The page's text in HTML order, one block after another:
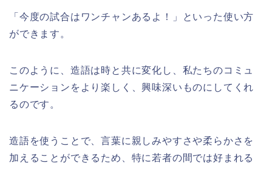
「今度の試合はワンチャンあるよ！」といった使い方
ができます。
このように、造語は時と共に変化し、私たちのコミュ
ニケーションをより楽しく、興味深いものにしてくれ
るのです。
造語を使うことで、言葉に親しみやすさや柔らかさを
加えることができるため、特に若者の間では好まれる